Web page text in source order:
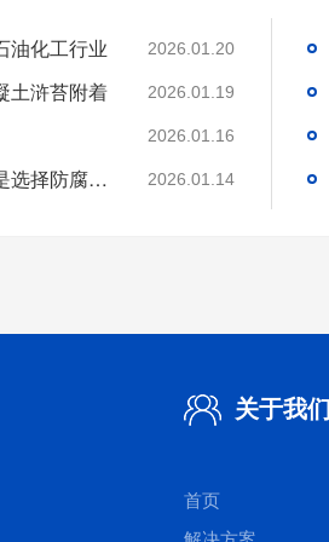
油化工行业 2026.01.20
土浒苔附着 2026.01.19
2026.01.16
分析好腐蚀介质腐蚀机理和待涂刷材料特性是选择防腐涂料的基础 2026.01.14
关于我们
首页